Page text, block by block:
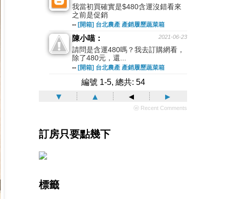
我當初買確實是$480含運沒錯看來
之前是促銷
-- [開箱] 台北農產 產銷履歷蔬菜箱
2021-06-23
陳小喵：
請問是含運480嗎？我去訂購網看，
除了480元，還...
-- [開箱] 台北農產 產銷履歷蔬菜箱
編號 1-5, 總共: 54
▾ ▴ ◂ ▸
ⓦ Recent Comments
訂房只要點幾下
標籤